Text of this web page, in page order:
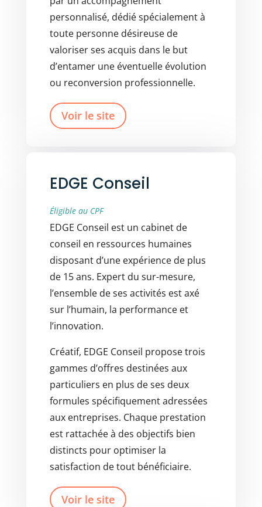
personnalisé, dédié spécialement à
toute personne désireuse de
valoriser ses acquis dans le but
d’entamer une éventuelle évolution
ou reconversion professionnelle.
Voir le site
EDGE Conseil
Éligible au CPF
EDGE Conseil est un cabinet de
conseil en ressources humaines
disposant d’une expérience de plus
de 15 ans. Expert du sur-mesure,
l’ensemble de ses activités est axé
sur l’humain, la performance et
l’innovation.
Créatif, EDGE Conseil propose trois
gammes d’offres destinées aux
particuliers en plus de ses deux
formules spécifiquement adressées
aux entreprises. Chaque prestation
est rattachée à des objectifs bien
distincts pour optimiser la
satisfaction de tout bénéficiaire.
Voir le site